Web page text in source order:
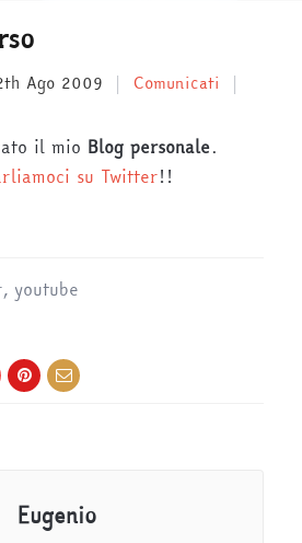
Ago 2009
Comunicati
il mio Blog personale.
su Twitter!!
, youtube
Eugenio